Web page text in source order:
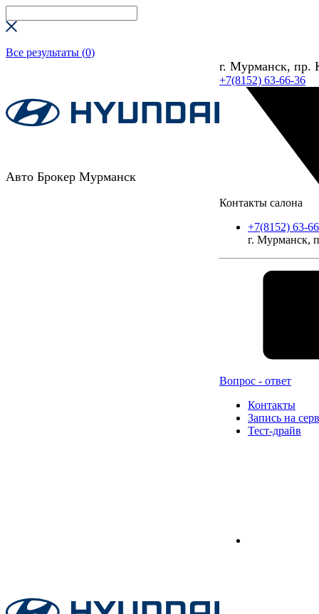
Все результаты (0)
Авто Брокер Мурманск
г. Мурманск, пр.
+7(8152) 63-66-36
Контакты салона
+7(8152) 63-
г. Мурманск,
Вопрос - ответ
Контакты
Запись на
Тест-драйв